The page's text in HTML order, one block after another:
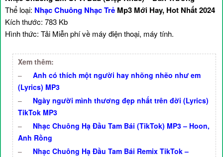
Thể loại: Nhạc Chuông Nhạc Trẻ Mp3 Mới Hay, Hot Nhất 2024
Kích thước: 783 Kb
Hình thức: Tải Miễn phí về máy điện thoại, máy tính.
Xem thêm:
–
Anh có thích một người hay nhõng nhẽo như em
(Lyrics) MP3
–
Ngày người mình thương đẹp nhất trên đời (Lyrics)
TikTok MP3
–
Nhạc Chuông Hạ Đầu Tam Bái (TikTok) MP3 – Hoon,
Anh Rồng
–
Nhạc Chuông Hạ Đầu Tam Bái Remix TikTok –